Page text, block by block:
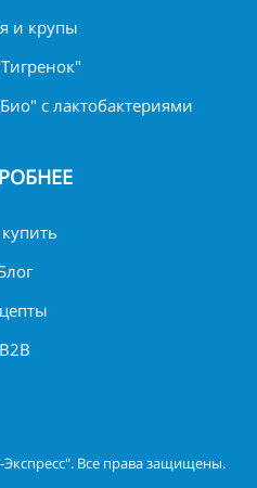
и крупы
с лактобактериями
B2B
Все права защищены.